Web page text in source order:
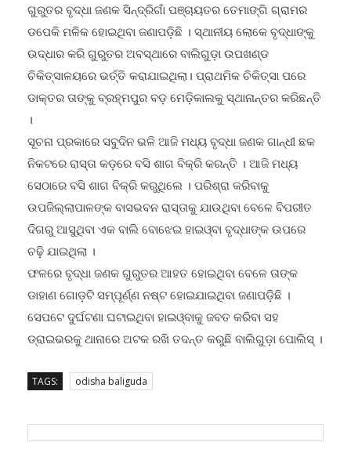
ଗୁରୁତର ବୃଦ୍ଧା ଜଣକ ସିନ୍ଦ୍ରିଗାଁ ପଞ୍ଚାୟତର ତେମାଙ୍ଗି ଗ୍ରାମର
ଡପେକି ମଳିକ ହୋଇଥିବା ଜଣାପଡ଼ିଛି । ସ୍ଥାନୀୟ ଲୋକେ ବୃଦ୍ଧାଙ୍କୁ
ଉଦ୍ଧାର କରି ଗୁରୁତର ଅବସ୍ଥାରେ ବାଲିଗୁଡ଼ା ଉପଖଣ୍ଡ
ଚିକିତ୍ସାଳୟରେ ଭର୍ତ୍ତି କରାଯାଇଥିଲା। ପ୍ରାଥମିକ ଚିକିତ୍ସା ପରେ
ଡାକ୍ତର ତାଙ୍କୁ ବ୍ରହ୍ମପୁର ବଡ଼ ମେଡ଼ିକାଲକୁ ସ୍ଥାନାନ୍ତର କରିଛନ୍ତି
।
ସୂଚନା ପ୍ରକାରେ ସବୁଦିନ ଭଳି ଆଜି ମଧ୍ୟ ବୃଦ୍ଧା ଜଣକ ଗାନ୍ଧୀ ଛକ
ନିକଟରେ ରାସ୍ତା କଡ଼ରେ ବସି ଶାଗ ବିକ୍ରି କରନ୍ତି । ଆଜି ମଧ୍ୟ
ସେଠାରେ ବସି ଶାଗ ବିକ୍ରି କରୁଥିଲେ । ପରିଶ୍ରା କରିବାକୁ
ଉପଜିଲ୍ଲାପାଳଙ୍କ ବାସଭବନ ରାସ୍ତାକୁ ଯାଉଥିବା ବେଳେ ବିପରୀତ
ଦିଗରୁ ଆସୁଥିବା ଏକ ବାଲି ବୋଝେଇ ହାଇଓ୍ବା ବୃଦ୍ଧାଙ୍କ ଉପରେ
ଚଢ଼ି ଯାଇଥିଲା ।
ଫଳରେ ବୃଦ୍ଧା ଜଣକ ଗୁରୁତର ଆହତ ହୋଇଥିବା ବେଳେ ତାଙ୍କ
ଡାହାଣ ଗୋଡ଼ଟି ସମ୍ପୂର୍ଣ୍ଣ ନଷ୍ଟ ହୋଇଯାଇଥିବା ଜଣାପଡ଼ିଛି ।
ସେପଟେ ଦୁର୍ଘଟଣା ଘଟାଇଥିବା ହାଇଓ୍ବାକୁ ଜବତ କରିବା ସହ
ଡ୍ରାଇଭରକୁ ଥାନାରେ ଅଟକ ରଖି ତଦନ୍ତ କରୁଛି ବାଲିଗୁଡ଼ା ପୋଲିସ୍ ।
TAGS: odisha baliguda